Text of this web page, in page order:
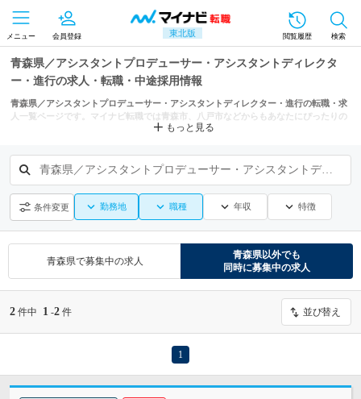
東北版
メニュー 会員登録 閲覧履歴 検索
青森県／アシスタントプロデューサー・アシスタントディレクタ
ー・進行の求人・転職・中途採用情報
青森県／アシスタントプロデューサー・アシスタントディレクター・進行の転職・求
人一覧ページです。マイナビ転職では青森市、八戸市などからもあなたにぴったりの
もっと見る
青森県／アシスタントプロデューサー・アシスタントディレクター・進行
条件変更 勤務地 職種 年収 特徴
青森県で募集中の求人
青森県以外でも
同時に募集中の求人
2 件中 1 -2 件 並び替え
1